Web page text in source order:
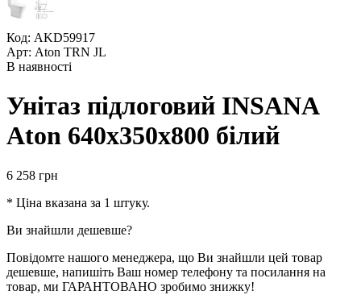
Код: AKD59917
Арт: Aton TRN JL
В наявності
Унітаз підлоговий INSANA
Aton 640х350х800 білий
6 258 грн
* Ціна вказана за 1 штуку.
Ви знайшли дешевше?
Повідомте нашого менеджера, що Ви знайшли цей товар
дешевше, напишіть Ваш номер телефону та посилання на
товар, ми ГАРАНТОВАНО зробимо знижку!